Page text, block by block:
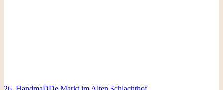
26. HandmaDDe Markt im Alten Schlachthof